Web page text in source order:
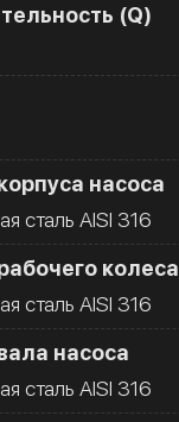
(Q)
насоса
сталь AISI 316
колеса
сталь AISI 316
насоса
сталь AISI 316